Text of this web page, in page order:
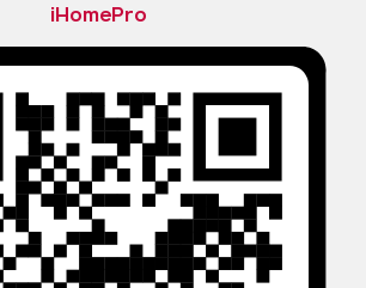
iHomePro